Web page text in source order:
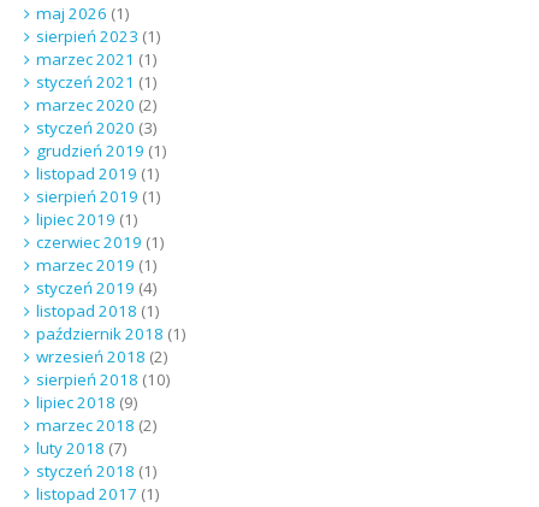
maj 2026 (1)
sierpień 2023 (1)
marzec 2021 (1)
styczeń 2021 (1)
marzec 2020 (2)
styczeń 2020 (3)
grudzień 2019 (1)
listopad 2019 (1)
sierpień 2019 (1)
lipiec 2019 (1)
czerwiec 2019 (1)
marzec 2019 (1)
styczeń 2019 (4)
listopad 2018 (1)
październik 2018 (1)
wrzesień 2018 (2)
sierpień 2018 (10)
lipiec 2018 (9)
marzec 2018 (2)
luty 2018 (7)
styczeń 2018 (1)
listopad 2017 (1)